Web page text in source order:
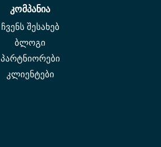
კომპანია
ჩვენს შესახებ
ბლოგი
პარტნიორები
კლიენტები